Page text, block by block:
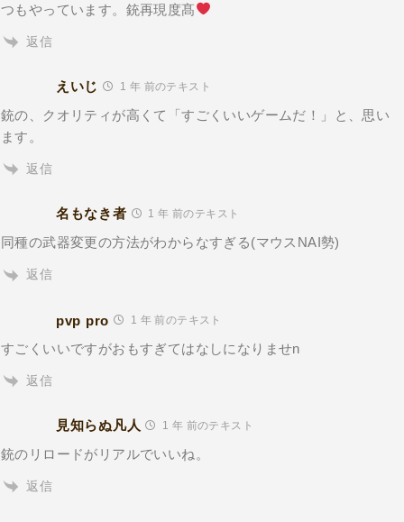
つもやっています。銃再現度髙
返信
えいじ 1 年 前のテキスト
銃の、クオリティが高くて「すごくいいゲームだ！」と、思い
ます。
返信
名もなき者 1 年 前のテキスト
同種の武器変更の方法がわからなすぎる(マウスNAI勢)
返信
pvp pro 1 年 前のテキスト
すごくいいですがおもすぎてはなしになりませn
返信
見知らぬ凡人 1 年 前のテキスト
銃のリロードがリアルでいいね。
返信